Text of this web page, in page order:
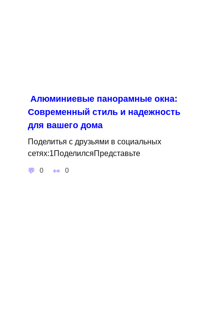
Алюминиевые панорамные окна:
Современный стиль и надежность
для вашего дома
Поделитья с друзьями в социальных
сетях:1ПоделилсяПредставьте
0 0